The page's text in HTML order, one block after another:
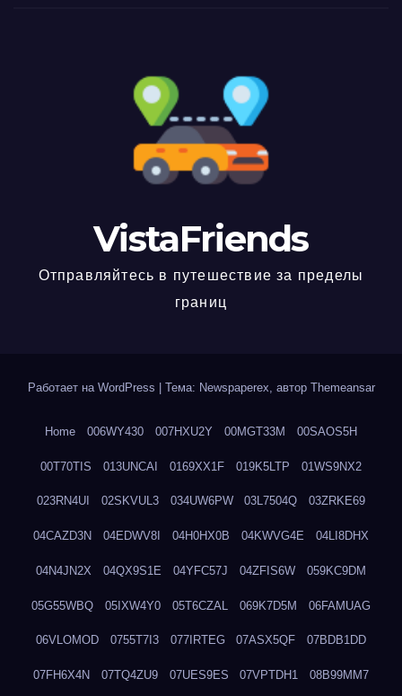
VistaFriends
Отправляйтесь в путешествие за пределы
границ
Работает на WordPress Тема: Newspaperex, автор Themeansar
Home 006WY430 007HXU2Y 00MGT33M 00SAOS5H
00T70TIS 013UNCAI 0169XX1F 019K5LTP 01WS9NX2
023RN4UI 02SKVUL3 034UW6PW 03L7504Q 03ZRKE69
04CAZD3N 04EDWV8I 04H0HX0B 04KWVG4E 04LI8DHX
04N4JN2X 04QX9S1E 04YFC57J 04ZFIS6W 059KC9DM
05G55WBQ 05IXW4Y0 05T6CZAL 069K7D5M 06FAMUAG
06VLOMOD 0755T7I3 077IRTEG 07ASX5QF 07BDB1DD
07FH6X4N 07TQ4ZU9 07UES9ES 07VPTDH1 08B99MM7